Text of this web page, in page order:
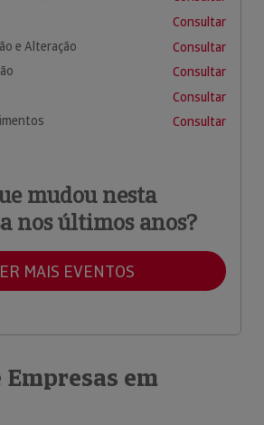
Consultar
e Alteração
Consultar
Consultar
Consultar
Consultar
mudou nesta
nos últimos anos?
MAIS EVENTOS
em